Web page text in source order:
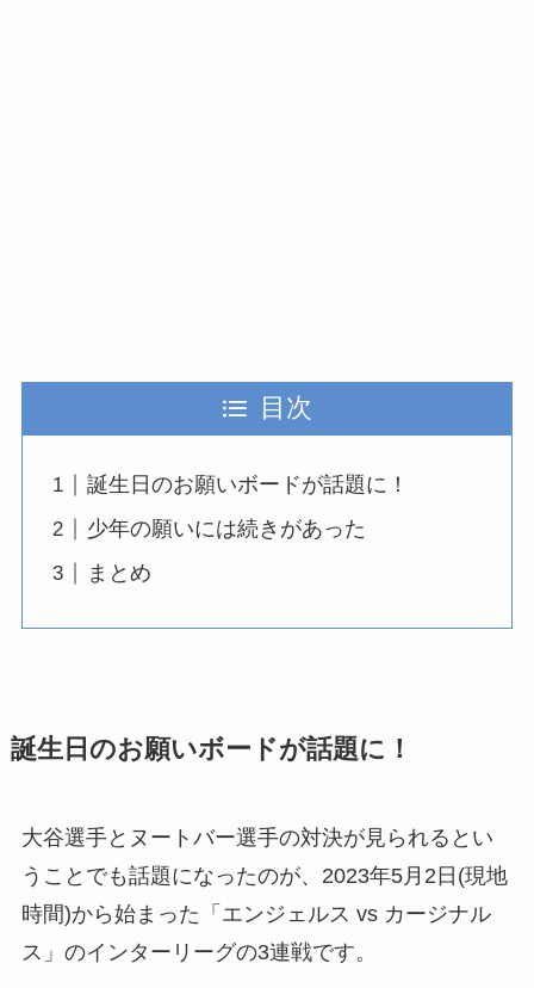
目次
誕生日のお願いボードが話題に！
少年の願いには続きがあった
まとめ
誕生日のお願いボードが話題に！
大谷選手とヌートバー選手の対決が見られるとい
うことでも話題になったのが、2023年5月2日(現地
時間)から始まった「エンジェルス vs カージナル
ス」のインターリーグの3連戦です。